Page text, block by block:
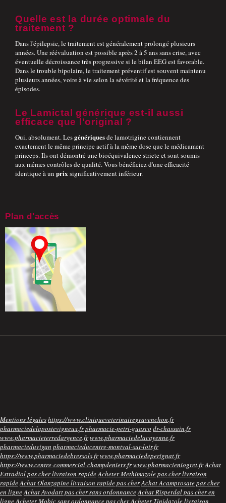
Quelle est la durée optimale du
traitement ?
Dans l'épilepsie, le traitement est généralement prolongé plusieurs
années. Une réévaluation est possible après 2 à 5 ans sans crise, avec
éventuelle décroissance très progressive si le bilan EEG est favorable.
Dans le trouble bipolaire, le traitement préventif est souvent maintenu
plusieurs années, voire à vie selon la sévérité et la fréquence des
épisodes.
Le Lamictal générique est-il aussi
efficace que l'original ?
Oui, absolument. Lesgénériquesde lamotrigine contiennent
exactement le même principe actif à la même dose que le médicament
princeps. Ils ont démontré une bioéquivalence stricte et sont soumis
aux mêmes contrôles de qualité. Vous bénéficiez d'une efficacité
identique à un prixsignificativement inférieur.
Plan d'accès
Mentions légaleshttps://www.cliniqueveterinairegravenchon.fr
pharmaciedelapostevigneux.frpharmacie-petri-guasco dr-chassain.fr
www.pharmacieterredargence.frwww.pharmaciedelacayenne.fr
pharmacieduvigan pharmacieducentre-montval-sur-loir.fr
https://www.pharmaciedebressols.frwww.pharmaciedeperignat.fr
https://www.centre-commercial-champdeniers.frwww.pharmacieniogret.frAchat
Estradiol pas cher livraison rapideAcheter Methimazole pas cher livraison
rapideAchat Olanzapine livraison rapide pas cherAchat Acamprosate pas cher
en ligneAchat Avodart pas cher sans ordonnanceAchat Risperdal pas cher en
ligneAcheter Mobic sans ordonnance pas cherAcheter Tinidazole livraison